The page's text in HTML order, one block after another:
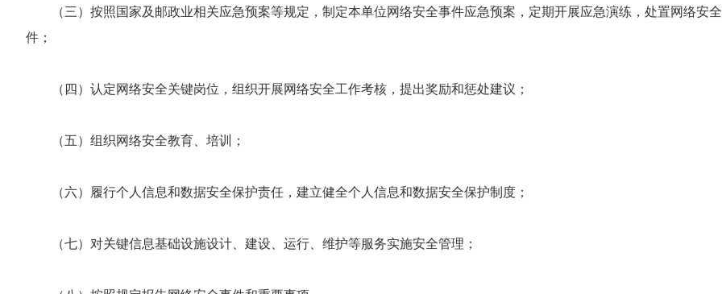
（三）按照国家及邮政业相关应急预案等规定，制定本单位网络安全事件应急预案，定期开展应急演练，处置网络安
件；
（四）认定网络安全关键岗位，组织开展网络安全工作考核，提出奖励和惩处建议；
（五）组织网络安全教育、培训；
（六）履行个人信息和数据安全保护责任，建立健全个人信息和数据安全保护制度；
（七）对关键信息基础设施设计、建设、运行、维护等服务实施安全管理；